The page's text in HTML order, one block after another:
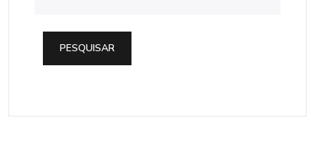
PESQUISAR